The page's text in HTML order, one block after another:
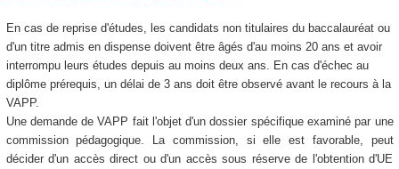
En cas de reprise d'études, les candidats non titulaires du baccalauréat ou
d'un titre admis en dispense doivent être âgés d'au moins 20 ans et avoir
interrompu leurs études depuis au moins deux ans. En cas d'échec au
diplôme prérequis, un délai de 3 ans doit être observé avant le recours à la
VAPP.
Une demande de VAPP fait l'objet d'un dossier spécifique examiné par une
commission pédagogique. La commission, si elle est favorable, peut
décider d'un accès direct ou d'un accès sous réserve de l'obtention d'UE